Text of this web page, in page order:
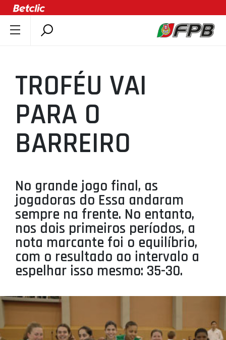
DOCUMENTOS
ÚLTIMAS
COMPETIÇÕES
ASSOCIAÇÕES
CLUBES
AGENTES
SELEÇÕES
MINIBASQUETE
ÁREA TÉCNICA
PROJETOS
LIGA BETCLIC MASCULINA
LIGA BETCLIC FEMININA
TROFÉU VAI
PARA O
BARREIRO
No grande jogo final, as
jogadoras do Essa andaram
sempre na frente. No entanto,
nos dois primeiros períodos, a
nota marcante foi o equilíbrio,
com o resultado ao intervalo a
espelhar isso mesmo: 35-30.